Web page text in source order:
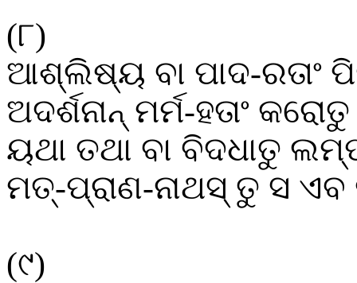
(୮)
ଆଶ୍ଲିଷ୍ୟ ବା ପାଦ-ରତାଂ
ଅଦର୍ଶନାନ୍ ମର୍ମ-ହତାଂ କରୋତୁ
ୟଥା ତଥା ବା ବିଦଧାତୁ
ମତ୍-ପ୍ରାଣ-ନାଥସ୍ ତୁ ସ ଏବ
(୯)